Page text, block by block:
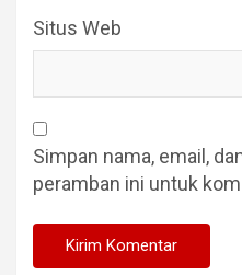
Situs Web
Simpan nama, email,
peramban ini untuk